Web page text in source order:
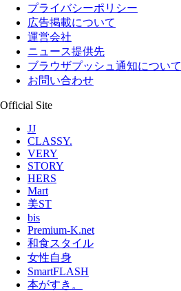
プライバシーポリシー
広告掲載について
運営会社
ニュース提供先
ブラウザプッシュ通知について
お問い合わせ
Official Site
JJ
CLASSY.
VERY
STORY
HERS
Mart
美ST
bis
Premium-K.net
和食スタイル
女性自身
SmartFLASH
本がすき。